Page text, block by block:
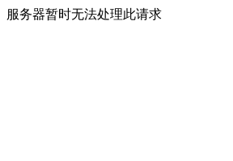
服务器暂时无法处理此请求